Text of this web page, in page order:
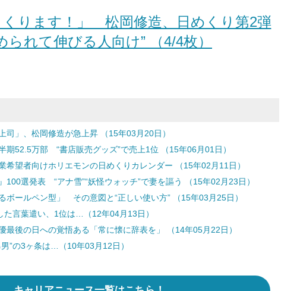
くります！」 松岡修造、日めくり第2弾
られて伸びる人向け” （4/4枚）
司」、松岡修造が急上昇 （15年03月20日）
期52.5万部 “書店販売グッズ”で売上1位 （15年06月01日）
望者向けホリエモンの日めくりカレンダー （15年02月11日）
100選発表 “アナ雪”“妖怪ウォッチ”で妻を謳う （15年02月23日）
ボールペン型」 その意図と“正しい使い方” （15年03月25日）
た言葉遣い、1位は…（12年04月13日）
最後の日への覚悟ある「常に懐に辞表を」 （14年05月22日）
”の3ヶ条は…（10年03月12日）